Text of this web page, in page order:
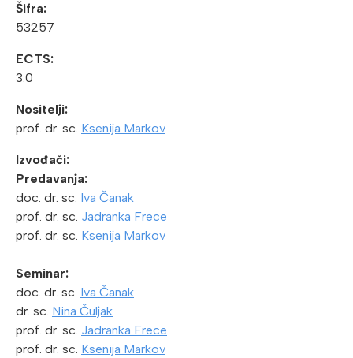
Šifra:
53257
ECTS:
3.0
Nositelji:
prof. dr. sc. Ksenija Markov
Izvođači:
Predavanja:
doc. dr. sc. Iva Čanak
prof. dr. sc. Jadranka Frece
prof. dr. sc. Ksenija Markov
Seminar:
doc. dr. sc. Iva Čanak
dr. sc. Nina Čuljak
prof. dr. sc. Jadranka Frece
prof. dr. sc. Ksenija Markov